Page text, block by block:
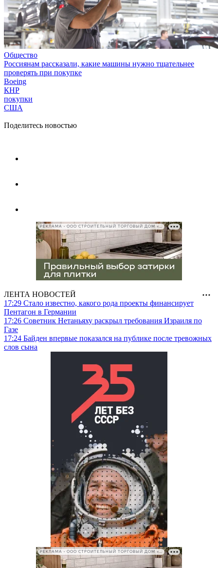
Общество
Россиянам рассказали, какие машины нужно тщательнее
проверять при покупке
Boeing
КНР
покупки
США
Поделитесь новостью
РЕКЛАМА • ООО СТРОИТЕЛЬНЫЙ ТОРГОВЫЙ ДОМ «ПЕТРОВИЧ», ИНН 7802348846
ЛЕНТА НОВОСТЕЙ
17:29 Стало известно, какого рода проекты финансирует
Пентагон в Германии
17:26 Советник Нетаньяху раскрыл требования Израиля по
Газе
17:24 Байден впервые показался на публике после тревожных
слов сына
РЕКЛАМА • ООО СТРОИТЕЛЬНЫЙ ТОРГОВЫЙ ДОМ «ПЕТРОВИЧ», ИНН 7802348846